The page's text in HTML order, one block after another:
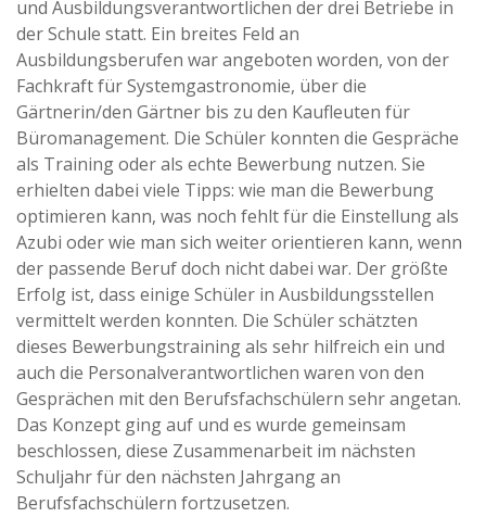
und Ausbildungsverantwortlichen der drei Betriebe in
der Schule statt. Ein breites Feld an
Ausbildungsberufen war angeboten worden, von der
Fachkraft für Systemgastronomie, über die
Gärtnerin/den Gärtner bis zu den Kaufleuten für
Büromanagement. Die Schüler konnten die Gespräche
als Training oder als echte Bewerbung nutzen. Sie
erhielten dabei viele Tipps: wie man die Bewerbung
optimieren kann, was noch fehlt für die Einstellung als
Azubi oder wie man sich weiter orientieren kann, wenn
der passende Beruf doch nicht dabei war. Der größte
Erfolg ist, dass einige Schüler in Ausbildungsstellen
vermittelt werden konnten. Die Schüler schätzten
dieses Bewerbungstraining als sehr hilfreich ein und
auch die Personalverantwortlichen waren von den
Gesprächen mit den Berufsfachschülern sehr angetan.
Das Konzept ging auf und es wurde gemeinsam
beschlossen, diese Zusammenarbeit im nächsten
Schuljahr für den nächsten Jahrgang an
Berufsfachschülern fortzusetzen.